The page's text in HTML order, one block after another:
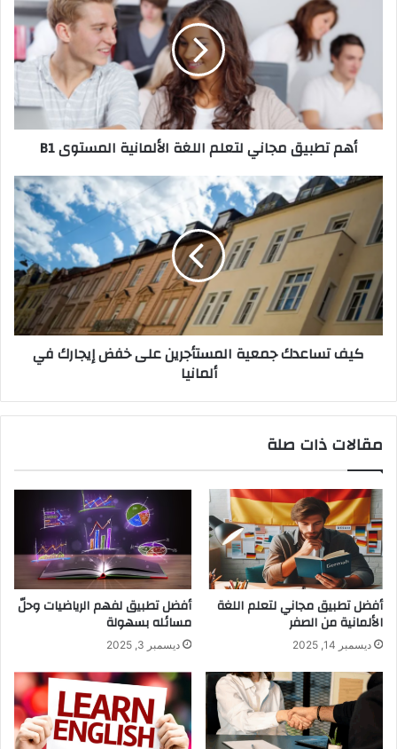
لتعلم
اللغة
الألمانية
المستوى
أهم تطبيق مجاني لتعلم اللغة الألمانية المستوى B1
كيف
تساعدك
جمعية
المستأجرين
خفض
إيجارك
في
ألمانيا
كيف تساعدك جمعية المستأجرين على خفض إيجارك في
ألمانيا
مقالات ذات صلة
أفضل تطبيق مجاني لتعلم اللغة
الألمانية من الصفر
ديسمبر 14, 2025
أفضل تطبيق لفهم الرياضيات وحلّ
مسائله بسهولة
ديسمبر 3, 2025